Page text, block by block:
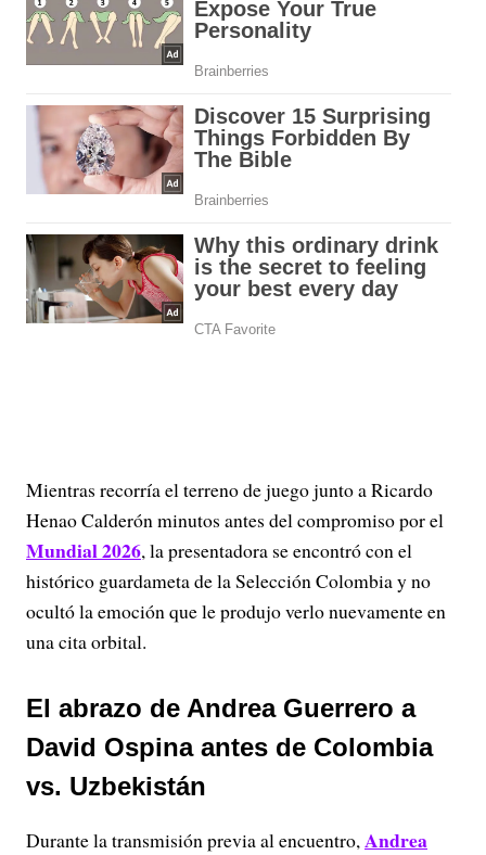
Mientras recorría el terreno de juego junto a Ricardo
Henao Calderón minutos antes del compromiso por el
Mundial 2026, la presentadora se encontró con el
histórico guardameta de la Selección Colombia y no
ocultó la emoción que le produjo verlo nuevamente en
una cita orbital.
El abrazo de Andrea Guerrero a
David Ospina antes de Colombia
vs. Uzbekistán
Durante la transmisión previa al encuentro,Andrea